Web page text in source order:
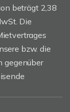
beträgt 2,38
Die
bzw. die
gegenüber